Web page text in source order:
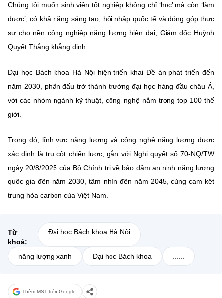
Chúng tôi muốn sinh viên tốt nghiệp không chỉ ‘học’ mà còn ‘làm
được’, có khả năng sáng tạo, hội nhập quốc tế và đóng góp thực
sự cho nền công nghiệp năng lượng hiện đại, Giám đốc Huỳnh
Quyết Thắng khẳng định.
Đại học Bách khoa Hà Nội hiện triển khai Đề án phát triển đến
năm 2030, phấn đấu trở thành trường đại học hàng đầu châu Á,
với các nhóm ngành kỹ thuật, công nghệ nằm trong top 100 thế
giới.
Trong đó, lĩnh vực năng lượng và công nghệ năng lượng được
xác định là trụ cột chiến lược, gắn với Nghị quyết số 70-NQ/TW
ngày 20/8/2025 của Bộ Chính trị về bảo đảm an ninh năng lượng
quốc gia đến năm 2030, tầm nhìn đến năm 2045, cùng cam kết
trung hòa carbon của Việt Nam.
Từ
khoá:
Đại học Bách khoa Hà Nội
năng lượng xanh Đại học Bách khoa
Thêm MST trên Google